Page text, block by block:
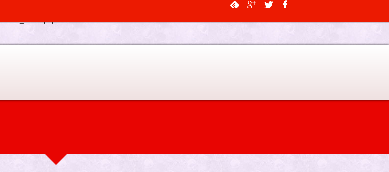
be compatible with Walker_Nav_Menu::start_el(&$output, $data_object, $depth = 0, $args = NULL, $current_object_id =